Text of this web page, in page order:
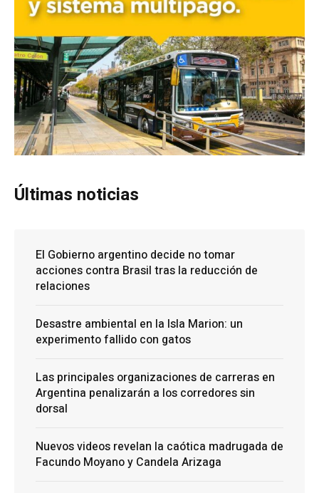
Últimas noticias
El Gobierno argentino decide no tomar
acciones contra Brasil tras la reducción de
relaciones
Desastre ambiental en la Isla Marion: un
experimento fallido con gatos
Las principales organizaciones de carreras en
Argentina penalizarán a los corredores sin
dorsal
Nuevos videos revelan la caótica madrugada de
Facundo Moyano y Candela Arizaga